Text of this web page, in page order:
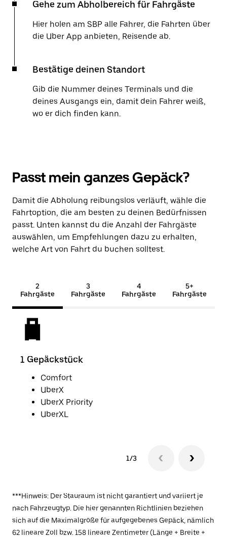
Gehe zum Abholbereich für Fahrgäste
Hier holen am SBP alle Fahrer, die Fahrten über
die Uber App anbieten, Reisende ab.
Bestätige deinen Standort
Gib die Nummer deines Terminals und die
deines Ausgangs ein, damit dein Fahrer weiß,
wo er dich finden kann.
Passt mein ganzes Gepäck?
Damit die Abholung reibungslos verläuft, wähle die
Fahrtoption, die am besten zu deinen Bedürfnissen
passt. Unten kannst du die Anzahl der Fahrgäste
auswählen, um Empfehlungen dazu zu erhalten,
welche Art von Fahrt du buchen solltest.
2
Fahrgäste
3
Fahrgäste
4
Fahrgäste
5+
Fahrgäste
1 Gepäckstück
Comfort
UberX
UberX Priority
UberXL
1/3
***Hinweis: Der Stauraum ist nicht garantiert und variiert je
nach Fahrzeugtyp. Die hier genannten Richtlinien beziehen
sich auf die Maximalgröße für aufgegebenes Gepäck, nämlich
62 lineare Zoll bzw. 158 lineare Zentimeter (Länge + Breite +